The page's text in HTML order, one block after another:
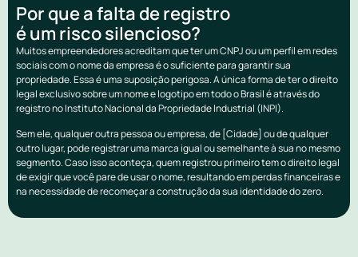
Por que a falta de registro
é um risco silencioso?
Muitos empreendedores acreditam que ter um CNPJ ou um perfil em redes
sociais com o nome da empresa é o suficiente para garantir sua
propriedade. Essa é uma suposição perigosa. A única forma de ter o direito
legal exclusivo sobre um nome e logotipo em todo o Brasil é através do
registro no Instituto Nacional da Propriedade Industrial (INPI).
Sem ele, qualquer outra pessoa ou empresa, de [Cidade] ou de qualquer
outro lugar, pode registrar uma marca igual ou semelhante à sua no mesmo
segmento. Caso isso aconteça, quem registrou primeiro tem o direito legal
de exigir que você pare de usar o nome, resultando em perdas financeiras e
na necessidade de recomeçar a construção da sua identidade do zero.